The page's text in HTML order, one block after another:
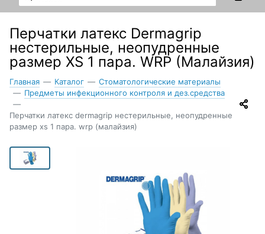
Перчатки латекс Dermagrip
нестерильные, неопудренные
размер XS 1 пара. WRP (Малайзия)
Главная — Каталог — Стоматологические материалы
— Предметы инфекционного контроля и дез.средства
—
Перчатки латекс dermagrip нестерильные, неопудренные
размер xs 1 пара. wrp (малайзия)